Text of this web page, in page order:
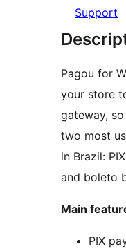
Support
Pagou for
your store
gateway,
two most
in Brazil:
and boleto
Main
PIX